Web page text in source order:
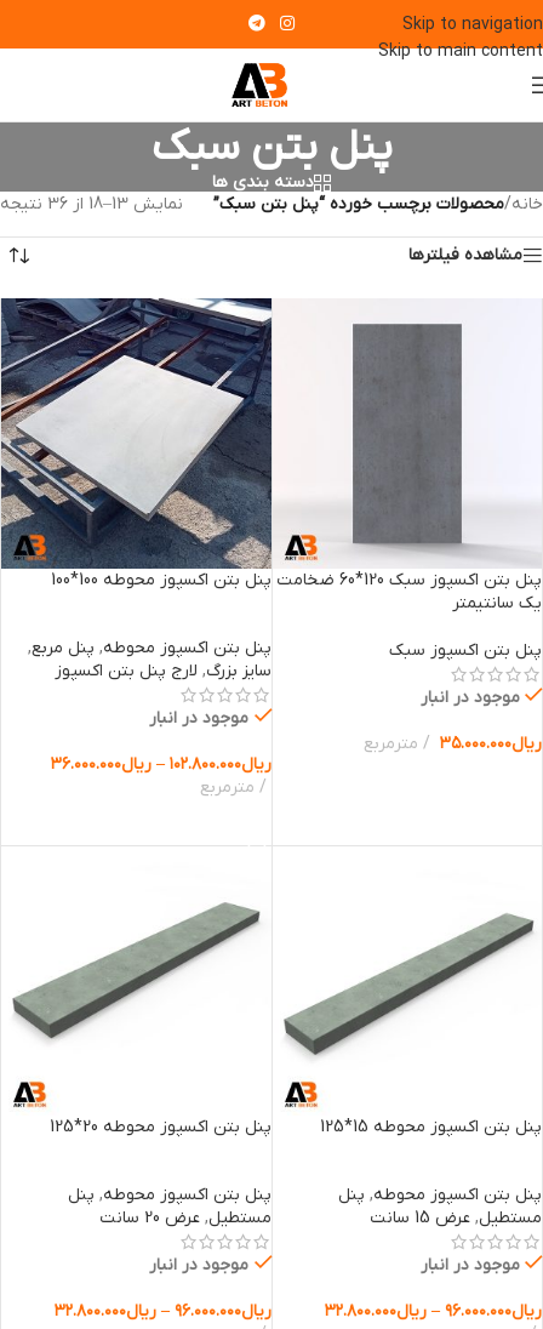
Skip to navigation
Skip to main content
پنل بتن سبک
دسته بندی ها
خانه/محصولات برچسب خورده “پنل بتن سبک” نمایش 13–18 از 36 نتیجه
مشاهده فیلترها
پنل بتن اکسپوز سبک 120*60 ضخامت
یک سانتیمتر
پنل بتن اکسپوز سبک
موجود در انبار
ریال۳۵.۰۰۰.۰۰۰ مترمربع
پنل بتن اکسپوز محوطه 100*100
پنل بتن اکسپوز محوطه, پنل مربع,
سایز بزرگ, لارج پنل بتن اکسپوز
موجود در انبار
ریال۱۰۲.۸۰۰.۰۰۰ – ریال۳۶.۰۰۰.۰۰۰
مترمربع
پنل بتن اکسپوز محوطه 15*125
پنل بتن اکسپوز محوطه, پنل
مستطیل, عرض 15 سانت
موجود در انبار
ریال۹۶.۰۰۰.۰۰۰ – ریال۳۲.۸۰۰.۰۰۰
پنل بتن اکسپوز محوطه 20*125
پنل بتن اکسپوز محوطه, پنل
مستطیل, عرض 20 سانت
موجود در انبار
ریال۹۶.۰۰۰.۰۰۰ – ریال۳۲.۸۰۰.۰۰۰